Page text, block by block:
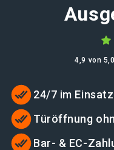
4,9 von
24/7 im Einsatz
Türöffnung
Bar- & EC-